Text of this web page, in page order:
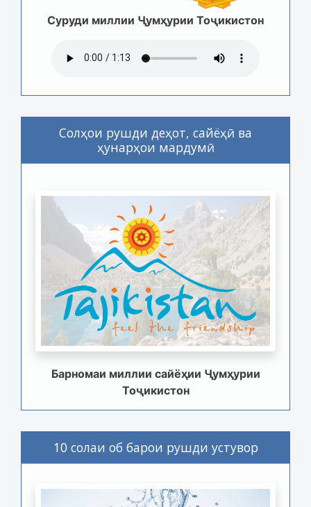
Суруди миллии Ҷумҳурии Тоҷикистон
Солҳои рушди деҳот, сайёҳӣ ва
ҳунарҳои мардумӣ
Барномаи миллии сайёҳии Ҷумҳурии
Тоҷикистон
10 солаи об барои рушди устувор